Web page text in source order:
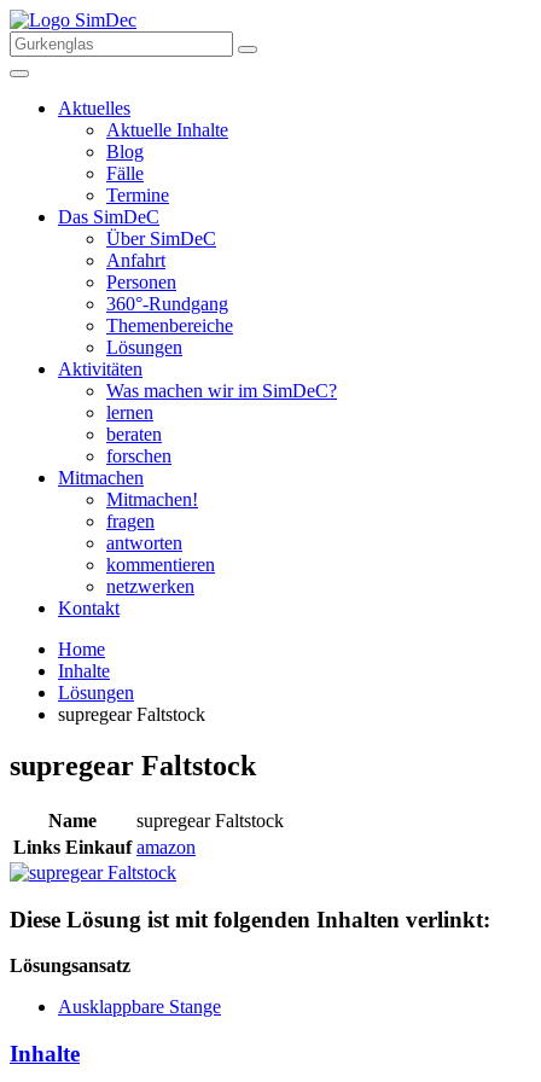
Aktuelles
Aktuelle Inhalte
Blog
Fälle
Termine
Das SimDeC
Über SimDeC
Anfahrt
Personen
360°-Rundgang
Themenbereiche
Lösungen
Aktivitäten
Was machen wir im SimDeC?
lernen
beraten
forschen
Mitmachen
Mitmachen!
fragen
antworten
kommentieren
netzwerken
Kontakt
Home
Inhalte
Lösungen
supregear Faltstock
supregear Faltstock
Name
supregear Faltstock
Links Einkauf amazon
Diese Lösung ist mit folgenden Inhalten verlinkt:
Lösungsansatz
Ausklappbare Stange
Inhalte